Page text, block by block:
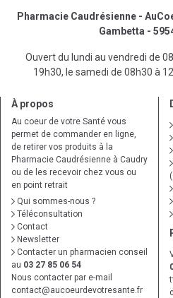
Pharmacie Caudrésienne -
Gambetta -
Ouvert du lundi au vendredi de
19h30, le samedi de 08h30 à
À propos
Au coeur de votre Santé vous
permet de commander en ligne,
de retirer vos produits à la
Pharmacie Caudrésienne à Caudry
ou de les recevoir chez vous ou
en point retrait
Qui sommes-nous ?
Téléconsultation
Contact
Newsletter
Contacter un pharmacien conseil
au 03 27 85 06 54
Nous contacter par e-mail
contact@aucoeurdevotresante.fr